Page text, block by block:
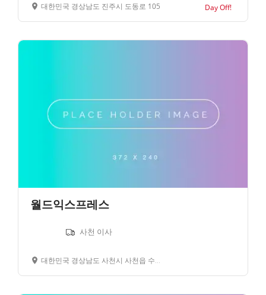
대한민국 경상남도 진주시 도동로 105 Day Off!
월드익스프레스
사천 이사
대한민국 경상남도 사천시 사천읍 수석리 경남은행 사천지점